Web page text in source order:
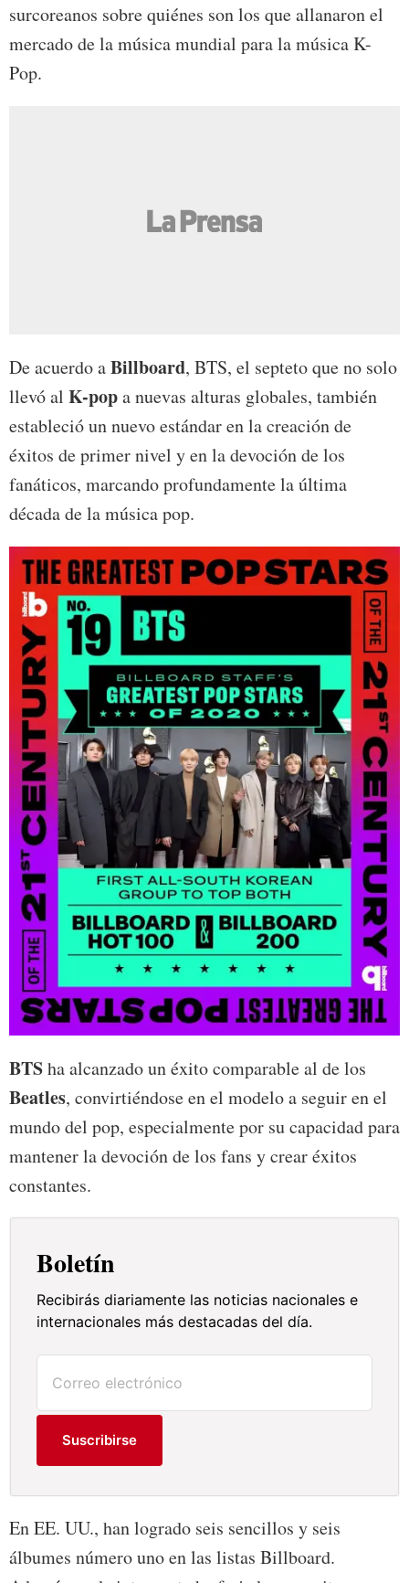
surcoreanos sobre quiénes son los que allanaron el
mercado de la música mundial para la música K-
Pop.
De acuerdo aBillboard, BTS, el septeto que no solo
llevó al K-popa nuevas alturas globales, también
estableció un nuevo estándar en la creación de
éxitos de primer nivel y en la devoción de los
fanáticos, marcando profundamente la última
década de la música pop.
BTSha alcanzado un éxito comparable al de los
Beatles, convirtiéndose en el modelo a seguir en el
mundo del pop, especialmente por su capacidad para
mantener la devoción de los fans y crear éxitos
constantes.
Boletín
Recibirás diariamente las noticias nacionales e
internacionales más destacadas del día.
Suscribirse
En EE. UU., han logrado seis sencillos y seis
álbumes número uno en las listas Billboard.